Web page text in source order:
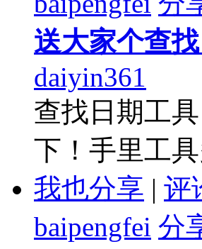
送大家个查
daiyin361
查找日期工
下！手里工
我也分享 | 评
baipengfei 分